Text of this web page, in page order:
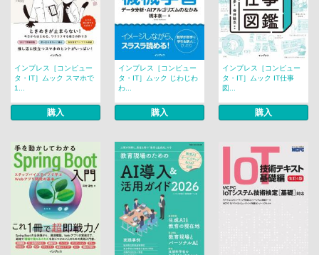
インプレス［コンピュー
タ・IT］ムック スマホで
1...
購入
インプレス［コンピュー
タ・IT］ムック じわじわ
わ...
購入
インプレス［コンピュー
タ・IT］ムック IT仕事
図...
購入